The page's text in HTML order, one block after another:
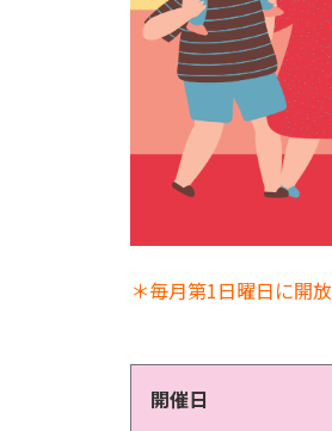
＊毎月第1日曜日に開
開催日